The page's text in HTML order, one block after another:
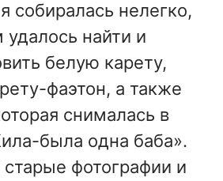
собиралась нелегко,
удалось найти и
белую карету,
фаэтон, а также
снималась в
была одна баба».
фотографии и